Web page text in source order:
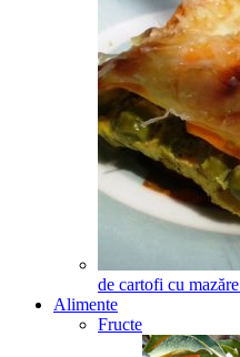
de cartofi cu mazăre
Alimente
Fructe